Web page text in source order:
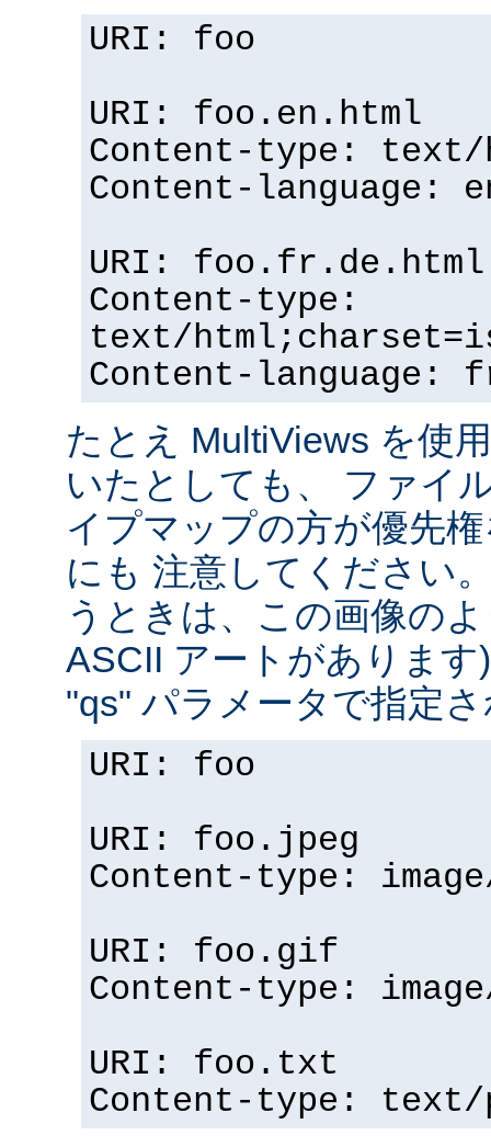
URI: foo
URI: foo.en.html
Content-type: text/
Content-language:
URI: foo.fr.de.html
Content-type:
text/
Content-language:
たとえ MultiViews を使
いたとしても、 ファイ
イプマップの方が優先
にも 注意してください
うときは、この画像の
ASCII アートがありま
"qs" パラメータで指定
URI: foo
URI: foo.jpeg
Content-type:
URI: foo.gif
Content-type:
URI: foo.txt
Content-type: